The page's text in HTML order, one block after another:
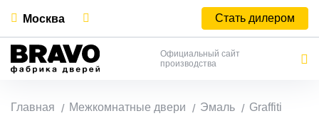
Москва Стать дилером
Официальный сайт
производства
Главная Межкомнатные двери Эмаль Graffiti